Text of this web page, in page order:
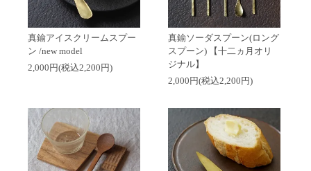
真鍮アイスクリームスプー
ン /new model
2,000円(税込2,200円)
真鍮ソーダスプーン(ロング
スプーン) 【十二ヵ月オリ
ジナル】
2,000円(税込2,200円)